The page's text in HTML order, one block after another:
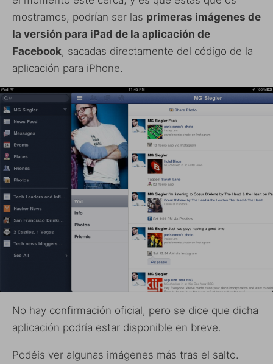
mostramos, podrían ser las primeras imágenes de
la versión para iPad de la aplicación de
Facebook, sacadas directamente del código de la
aplicación para iPhone.
No hay confirmación oficial, pero se dice que dicha
aplicación podría estar disponible en breve.
Podéis ver algunas imágenes más tras el salto.